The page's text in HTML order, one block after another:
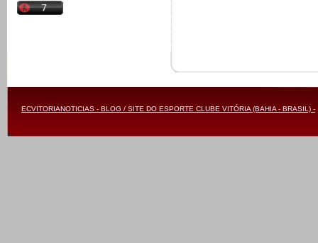
ECVITORIANOTICIAS - BLOG / SITE DO ESPORTE CLUBE VITÓRIA (BAHIA - BRASIL) -